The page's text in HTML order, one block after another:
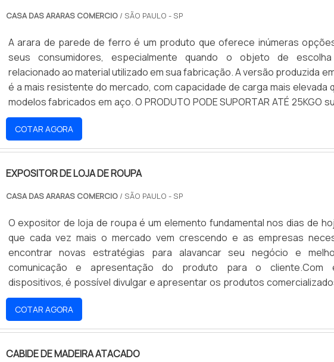
CASA DAS ARARAS COMERCIO/ SÃO PAULO - SP
A arara de parede de ferro é um produto que oferece inúmeras
seus consumidores, especialmente quando o objeto de
relacionado ao material utilizado em sua fabricação. A versão produzida
é a mais resistente do mercado, com capacidade de carga mais elevada
modelos fabricados em aço. O PRODUTO PODE SUPORTAR ATÉ 25KGO
de ferro, portanto, pode suportar até 25kg de carga, graças à sua
tubular fabricada em uma única peça, sem a presença de solda.
COTAR AGORA
EXPOSITOR DE LOJA DE ROUPA
CASA DAS ARARAS COMERCIO/ SÃO PAULO - SP
O expositor de loja de roupa é um elemento fundamental nos dias de
que cada vez mais o mercado vem crescendo e as empresas
encontrar novas estratégias para alavancar seu negócio e
comunicação e apresentação do produto para o cliente.Com
dispositivos, é possível divulgar e apresentar os produtos
loja de roupa na vitrine ou em alguma exposição ou evento, permitindo
consumidores tenham acessos às promoções, ofertas e lançamentos que
COTAR AGORA
CABIDE DE MADEIRA ATACADO